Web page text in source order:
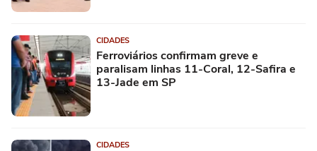
CIDADES
Ferroviários confirmam greve e
paralisam linhas 11-Coral, 12-Safira e
13-Jade em SP
CIDADES